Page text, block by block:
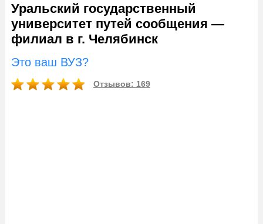
Уральский государственный
университет путей сообщения —
филиал в г. Челябинск
Это ваш ВУЗ?
Отзывов: 169